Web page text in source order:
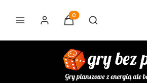
Produkty w koszyku:
Otwórz